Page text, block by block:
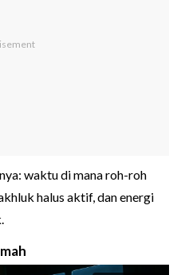
waktu di mana roh-roh
halus aktif, dan energi